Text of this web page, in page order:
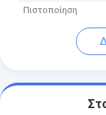
Πιστοποίηση